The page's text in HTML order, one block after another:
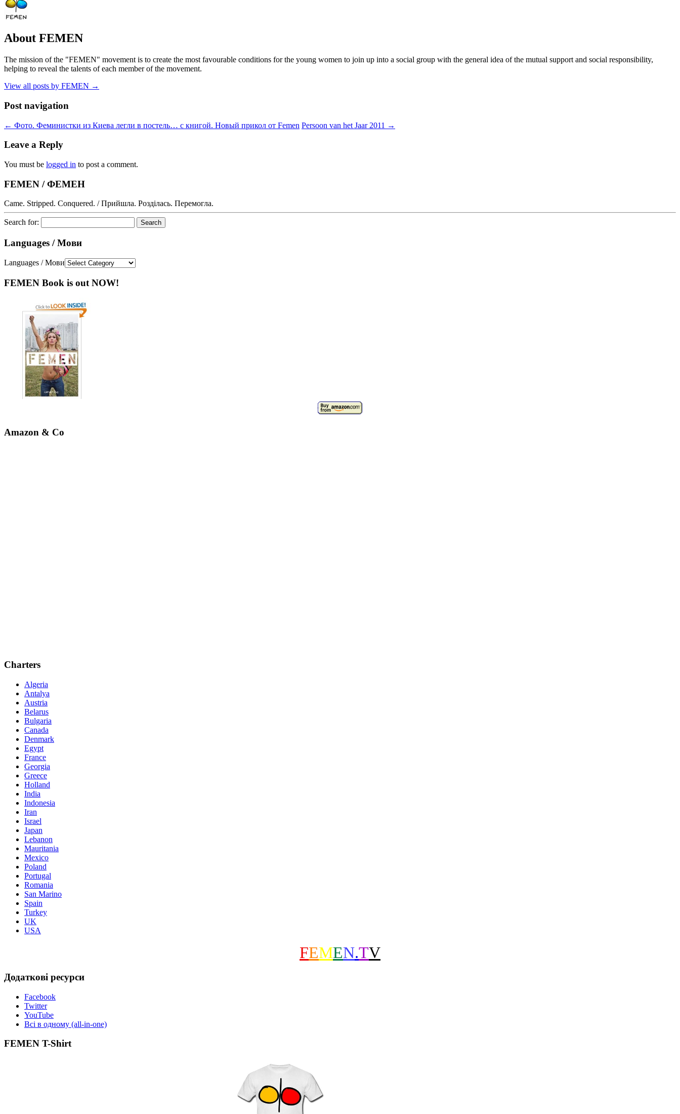
About FEMEN
The mission of the "FEMEN" movement is to create the most favourable conditions for the young women to join up into a social group with the general idea of the mutual support and social responsibility,
helping to reveal the talents of each member of the movement.
View all posts by FEMEN →
Post navigation
← Фото. Феминистки из Киева легли в постель… с книгой. Новый прикол от Femen Persoon van het Jaar 2011 →
Leave a Reply
You must be logged in to post a comment.
FEMEN / ФЕМЕН
Came. Stripped. Conquered. / Прийшла. Розділась. Перемогла.
Search for:
Languages / Мови
Languages / Мови
FEMEN Book is out NOW!
Amazon & Co
Charters
Algeria
Antalya
Austria
Belarus
Bulgaria
Canada
Denmark
Egypt
France
Georgia
Greece
Holland
India
Indonesia
Iran
Israel
Japan
Lebanon
Mauritania
Mexico
Poland
Portugal
Romania
San Marino
Spain
Turkey
UK
USA
FEMEN.TV
Додаткові ресурси
Facebook
Twitter
YouTube
Всі в одному (all-in-one)
FEMEN T-Shirt